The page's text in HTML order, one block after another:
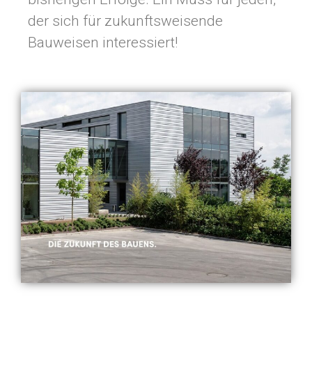
der sich für zukunftsweisende
Bauweisen interessiert!